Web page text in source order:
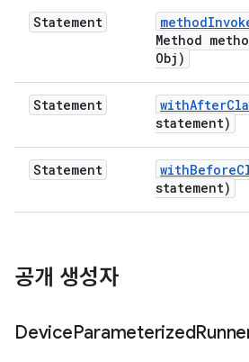
Statement method
Method
Obj)
Statement withAfter
statement)
Statement withBefore
statement)
공개 생성자
DeviceParameterized